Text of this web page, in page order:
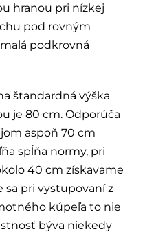
hranou pri nízkej
pod rovným
podkrovná
štandardná výška
je 80 cm. Odporúča
aspoň 70 cm
spĺňa normy, pri
40 cm získavame
sa pri vystupovaní z
kúpeľa to nie
býva niekedy